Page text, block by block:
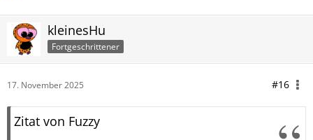
kleinesHu
Fortgeschrittener
17. November 2025 #16
Zitat von Fuzzy